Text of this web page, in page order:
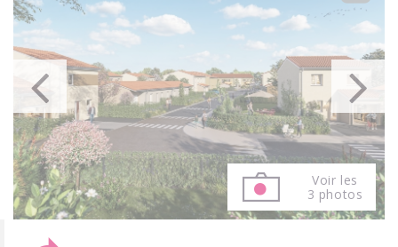
Voir les
3 photos